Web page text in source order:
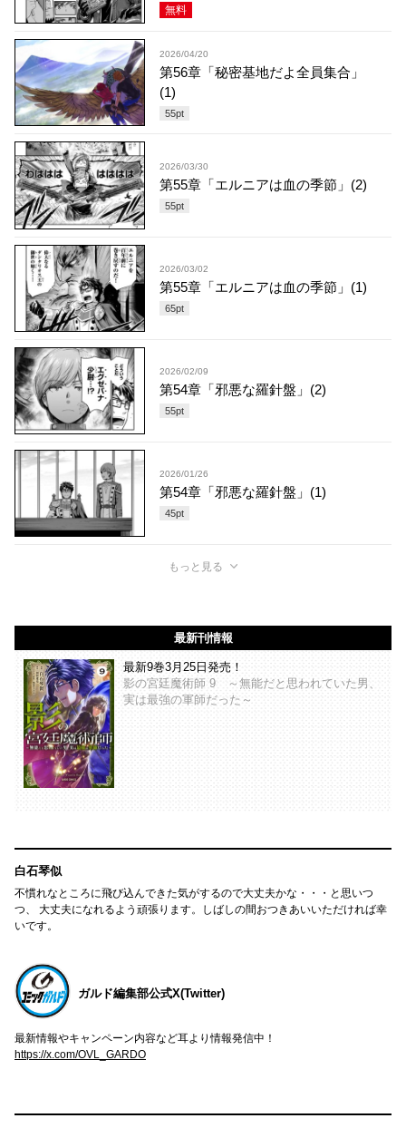
無料
2026/04/20
第56章「秘密基地だよ全員集合」
(1)
55pt
2026/03/30
第55章「エルニアは血の季節」(2)
55pt
2026/03/02
第55章「エルニアは血の季節」(1)
65pt
2026/02/09
第54章「邪悪な羅針盤」(2)
55pt
2026/01/26
第54章「邪悪な羅針盤」(1)
45pt
もっと見る
最新刊情報
最新9巻3月25日発売！
影の宮廷魔術師 9 ～無能だと思われていた男、
実は最強の軍師だった～
白石琴似
不慣れなところに飛び込んできた気がするので大丈夫かな・・・と思いつ
つ、 大丈夫になれるよう頑張ります。しばしの間おつきあいいただければ幸
いです。
ガルド編集部公式X(Twitter)
最新情報やキャンペーン内容など耳より情報発信中！
https://x.com/OVL_GARDO